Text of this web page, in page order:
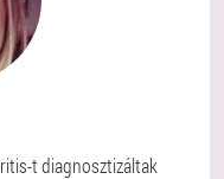
t diagnosztizáltak